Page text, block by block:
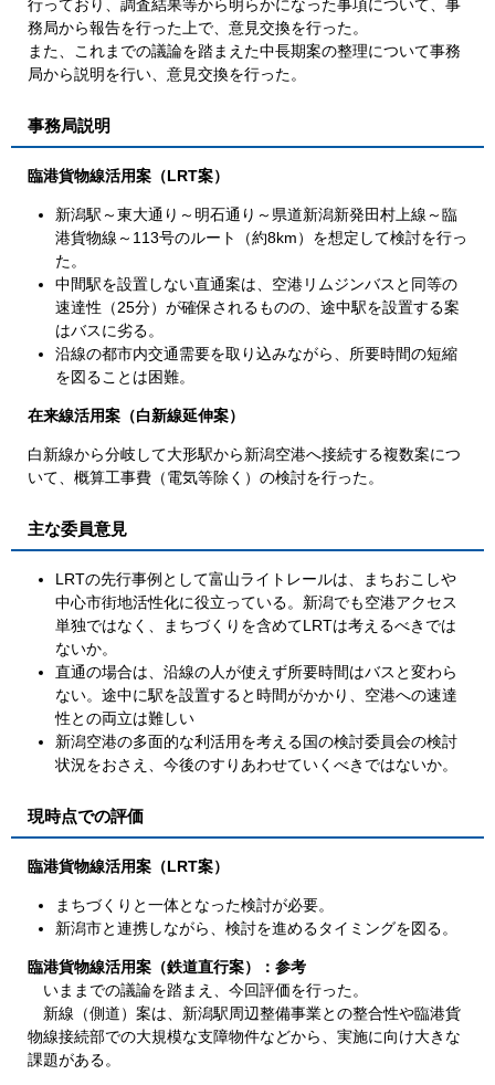
行っており、調査結果等から明らかになった事項について、事
務局から報告を行った上で、意見交換を行った。
また、これまでの議論を踏まえた中長期案の整理について事務
局から説明を行い、意見交換を行った。
事務局説明
臨港貨物線活用案（LRT案）
新潟駅～東大通り～明石通り～県道新潟新発田村上線～臨
港貨物線～113号のルート（約8km）を想定して検討を行っ
た。
中間駅を設置しない直通案は、空港リムジンバスと同等の
速達性（25分）が確保されるものの、途中駅を設置する案
はバスに劣る。
沿線の都市内交通需要を取り込みながら、所要時間の短縮
を図ることは困難。
在来線活用案（白新線延伸案）
白新線から分岐して大形駅から新潟空港へ接続する複数案につ
いて、概算工事費（電気等除く）の検討を行った。
主な委員意見
LRTの先行事例として富山ライトレールは、まちおこしや
中心市街地活性化に役立っている。新潟でも空港アクセス
単独ではなく、まちづくりを含めてLRTは考えるべきでは
ないか。
直通の場合は、沿線の人が使えず所要時間はバスと変わら
ない。途中に駅を設置すると時間がかかり、空港への速達
性との両立は難しい
新潟空港の多面的な利活用を考える国の検討委員会の検討
状況をおさえ、今後のすりあわせていくべきではないか。
現時点での評価
臨港貨物線活用案（LRT案）
まちづくりと一体となった検討が必要。
新潟市と連携しながら、検討を進めるタイミングを図る。
臨港貨物線活用案（鉄道直行案）：参考
いままでの議論を踏まえ、今回評価を行った。
新線（側道）案は、新潟駅周辺整備事業との整合性や臨港貨
物線接続部での大規模な支障物件などから、実施に向け大きな
課題がある。